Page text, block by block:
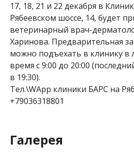
17, 18, 21 и 22 декабря в
Рябеевском шоссе, 14, будет
ветеринарный врач-
Харинова. Предварительная
можно подъехать в клинику в
время с 9:00 до 20:00
в 19:30).
Тел.\WApp клиники БАРС на
+79036318801
Галерея